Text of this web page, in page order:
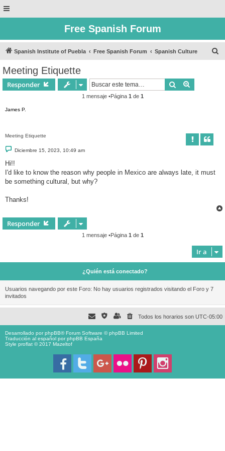
Free Spanish Forum
Spanish Institute of Puebla Free Spanish Forum Spanish Culture
Meeting Etiquette
Responder Buscar
1 mensaje •Página 1 de 1
James P.
Meeting Etiquette
M
e
n
s
a
e
Diciembre 15, 2023, 10:49 am
Hi!!
I'd like to know the reason why people in Mexico are always late, it must
be something cultural, but why?
Thanks!
Responder
1 mensaje •Página 1 de 1
Ir a
¿Quién está conectado?
Usuarios navegando por este Foro: No hay usuarios registrados visitando el Foro y 7
invitados
Todos los horarios son UTC-05:00
Desarrollado porphpBB® Forum Software © phpBB Limited
Traducción al español porphpBB España
Style proflat © 2017 Mazeltof